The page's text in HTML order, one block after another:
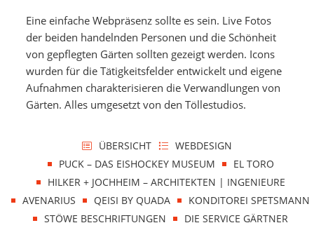
Eine einfache Webpräsenz sollte es sein. Live Fotos
der beiden handelnden Personen und die Schönheit
von gepflegten Gärten sollten gezeigt werden. Icons
wurden für die Tätigkeitsfelder entwickelt und eigene
Aufnahmen charakterisieren die Verwandlungen von
Gärten. Alles umgesetzt von den Töllestudios.
ÜBERSICHT
WEBDESIGN
PUCK – DAS EISHOCKEY MUSEUM
EL TORO
HILKER + JOCHHEIM – ARCHITEKTEN | INGENIEURE
AVENARIUS
QEISI BY QUADA
KONDITOREI SPETSMANN
STÖWE BESCHRIFTUNGEN
DIE SERVICE GÄRTNER